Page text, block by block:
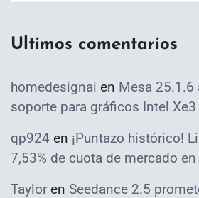
Ultimos comentarios
homedesignai en Mesa 25.1.6
soporte para gráficos Intel Xe3
qp924 en ¡Puntazo histórico!
7,53% de cuota de mercado en
Taylor en Seedance 2.5